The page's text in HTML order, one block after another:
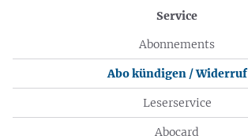
Service
Abonnements
Abo kündigen / Widerruf
Leserservice
Abocard